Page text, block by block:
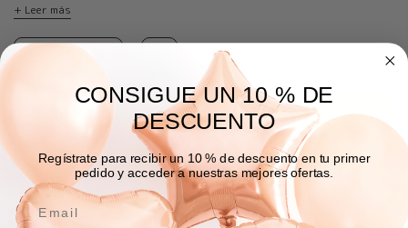
+ Leer más
AGREGAR A LA BOLSA
CONSIGUE UN 10 % DE
DESCUENTO
Regístrate para recibir un 10 % de descuento en tu primer
pedido y acceder a nuestras mejores ofertas.